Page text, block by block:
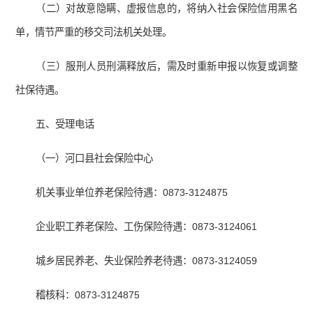
（二）对故意隐瞒、虚报信息的，将纳入社会保险信用黑名
单，情节严重的移交司法机关处理。
（三）服刑人员刑满释放后，需及时重新申报以恢复或调整
社保待遇。
五、受理电话
（一）河口县社会保险中心
机关事业单位养老保险待遇：0873-3124875
企业职工养老保险、工伤保险待遇：0873-3124061
城乡居民养老、失业保险养老待遇：0873-3124059
稽核科：0873-3124875